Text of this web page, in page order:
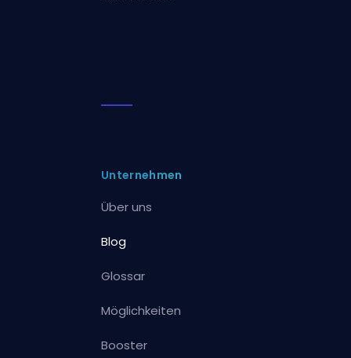
Unternehmen
Über uns
Blog
Glossar
Möglichkeiten
Booster